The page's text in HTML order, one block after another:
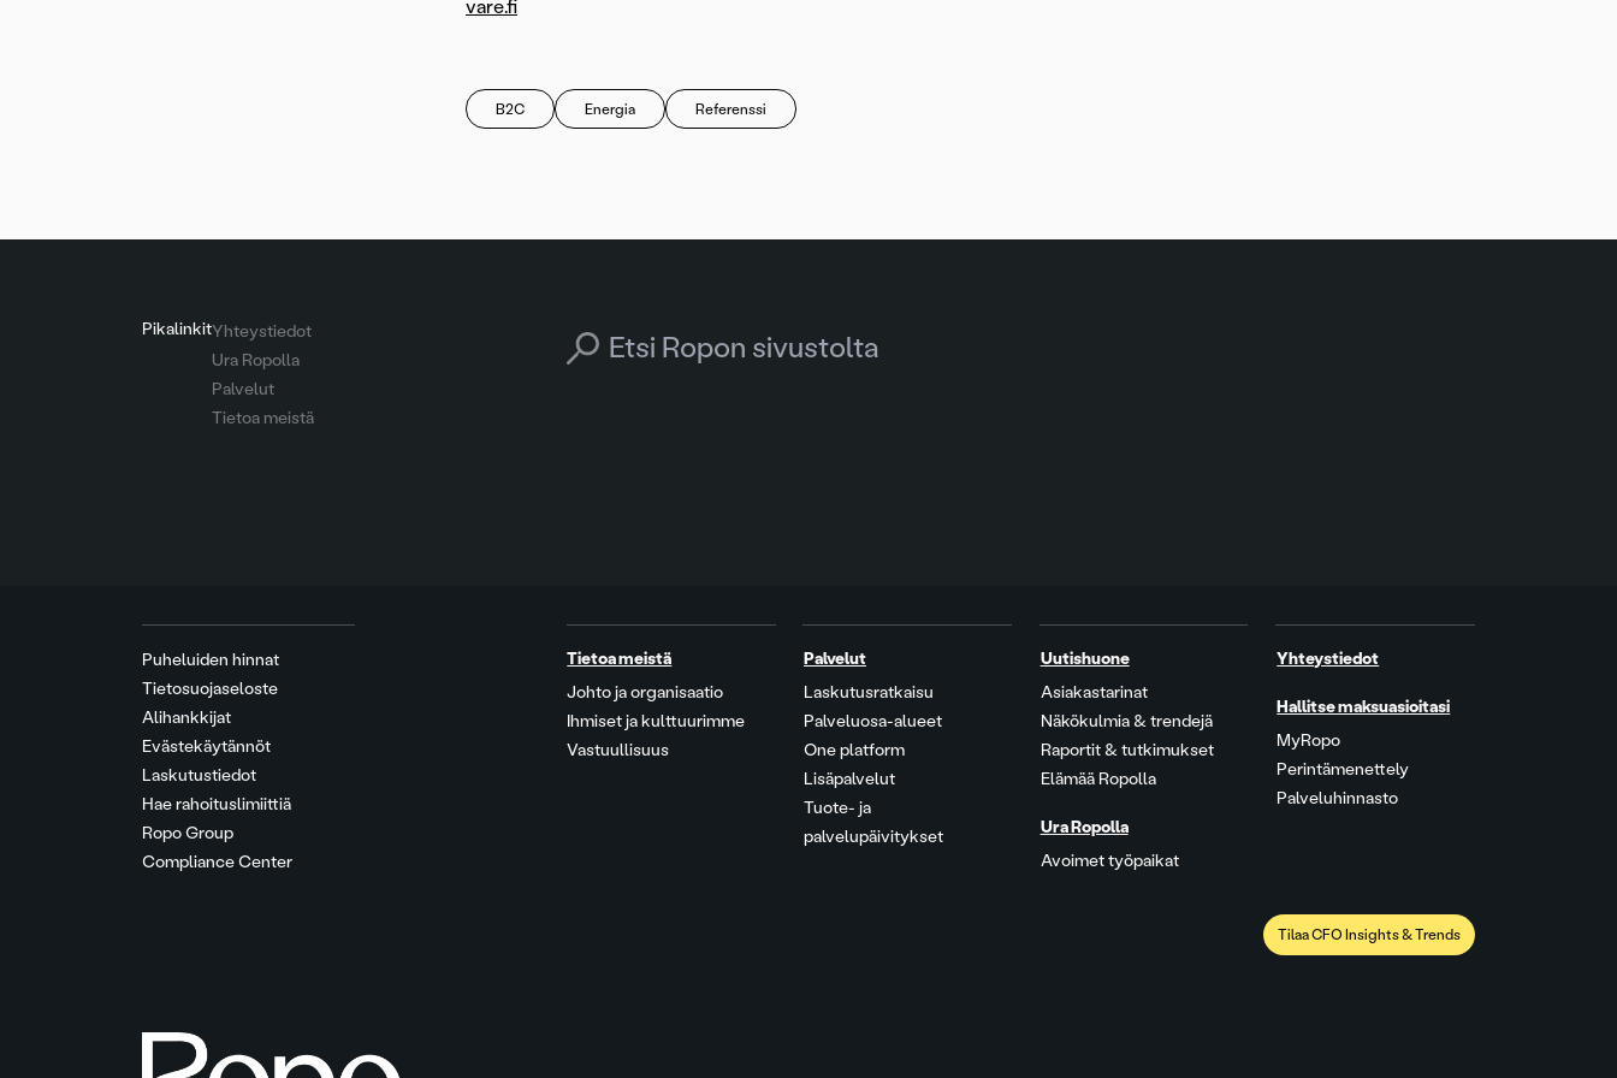
vare.fi
B2C Energia Referenssi
PikalinkitYhteystiedot
Ura Ropolla
Palvelut
Tietoa meistä
Search for:
Puheluiden hinnat
Tietosuojaseloste
Alihankkijat
Evästekäytännöt
Laskutustiedot
Hae rahoituslimiittiä
Ropo Group
Compliance Center
Tietoa meistä
Johto ja organisaatio
Ihmiset ja kulttuurimme
Vastuullisuus
Palvelut
Laskutusratkaisu
Palveluosa-alueet
One platform
Lisäpalvelut
Tuote- ja
palvelupäivitykset
Uutishuone
Asiakastarinat
Näkökulmia & trendejä
Raportit & tutkimukset
Elämää Ropolla
Ura Ropolla
Avoimet työpaikat
Yhteystiedot
Hallitse maksuasioitasi
MyRopo
Perintämenettely
Palveluhinnasto
Tilaa CFO Insights & Trends